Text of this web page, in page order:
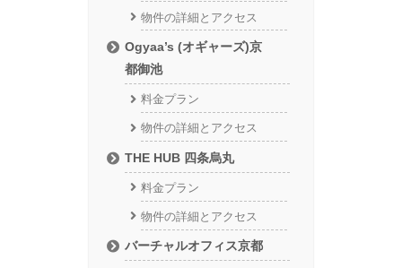
物件の詳細とアクセス
Ogyaa’s (オギャーズ)京
都御池
料金プラン
物件の詳細とアクセス
THE HUB 四条烏丸
料金プラン
物件の詳細とアクセス
バーチャルオフィス京都